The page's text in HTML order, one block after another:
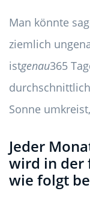
Man könnte
ziemlich
istgenau365
Sonne
Jeder
wird in der
wie folgt